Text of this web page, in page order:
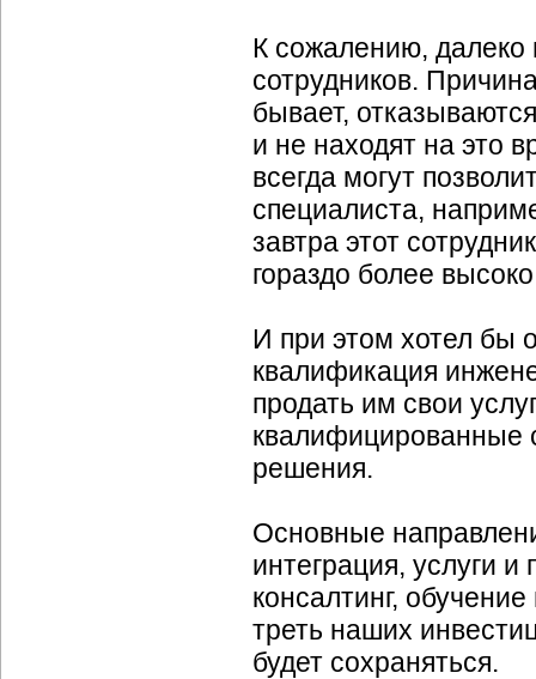
К сожалению, далеко
сотрудников.
бывает,
и не находят на это
всегда могут
специалиста,
завтра этот
гораздо более
И при этом хотел бы
квалификация
продать им свои
квалифицированные
решения.
Основные
интеграция, услуги
консалтинг,
треть наших
будет сохраняться.